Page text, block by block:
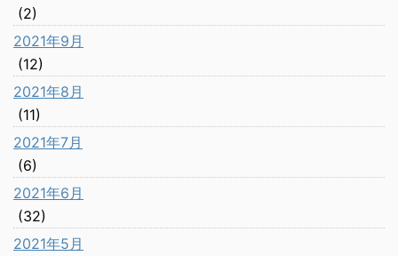
(2)
2021年9月
(12)
2021年8月
(11)
2021年7月
(6)
2021年6月
(32)
2021年5月